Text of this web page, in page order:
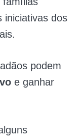
iniciativas dos
podem
e ganhar